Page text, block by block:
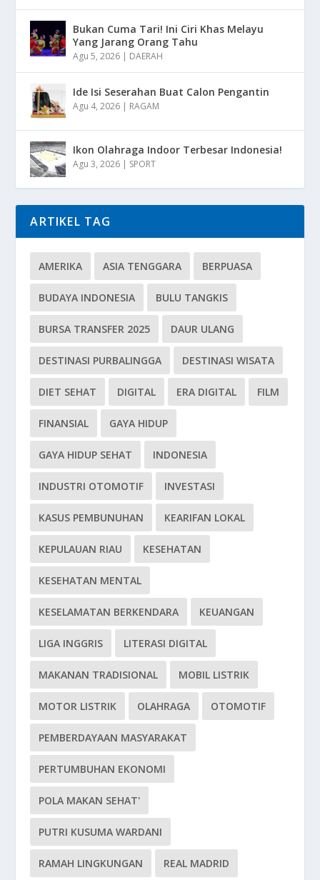
Bukan Cuma Tari! Ini Ciri Khas Melayu
Yang Jarang Orang Tahu
Agu 5, 2026 | DAERAH
Ide Isi Seserahan Buat Calon Pengantin
Agu 4, 2026 | RAGAM
Ikon Olahraga Indoor Terbesar Indonesia!
Agu 3, 2026 | SPORT
ARTIKEL TAG
AMERIKA ASIA TENGGARA BERPUASA
BUDAYA INDONESIA BULU TANGKIS
BURSA TRANSFER 2025 DAUR ULANG
DESTINASI PURBALINGGA DESTINASI WISATA
DIET SEHAT DIGITAL ERA DIGITAL FILM
FINANSIAL GAYA HIDUP
GAYA HIDUP SEHAT INDONESIA
INDUSTRI OTOMOTIF INVESTASI
KASUS PEMBUNUHAN KEARIFAN LOKAL
KEPULAUAN RIAU KESEHATAN
KESEHATAN MENTAL
KESELAMATAN BERKENDARA KEUANGAN
LIGA INGGRIS LITERASI DIGITAL
MAKANAN TRADISIONAL MOBIL LISTRIK
MOTOR LISTRIK OLAHRAGA OTOMOTIF
PEMBERDAYAAN MASYARAKAT
PERTUMBUHAN EKONOMI
POLA MAKAN SEHAT'
PUTRI KUSUMA WARDANI
RAMAH LINGKUNGAN REAL MADRID